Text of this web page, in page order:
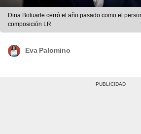
Dina Boluarte cerró el año pasado como el
composición LR
Eva Palomino